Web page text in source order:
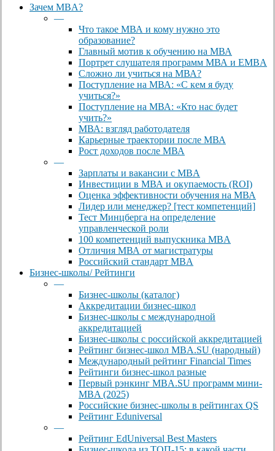
Close
Зачем MBA?
—
Что такое МВА и кому нужно это
образование?
Главный мотив к обучению на МВА
Портрет слушателя программ МВА и EMBA
Сложно ли учиться на МВА?
Поступление на МВА: «С кем я буду
учиться?»
Поступление на МВА: «Кто нас будет
учить?»
МВА: взгляд работодателя
Карьерные траектории после МВА
Рост доходов после МВА
—
Зарплаты и вакансии с MBA
Инвестиции в МВА и окупаемость (ROI)
Оценка эффективности обучения на МВА
Лидер или менеджер? [тест компетенций]
Тест Минцберга на определение
управленческой роли
100 компетенций выпускника MBA
Отличия МВА от магистратуры
Российский стандарт MBA
Бизнес-школы/ Рейтинги
—
Бизнес-школы (каталог)
Аккредитации бизнес-школ
Бизнес-школы с международной
аккредитацией
Бизнес-школы с российской аккредитацией
Рейтинг бизнес-школ MBA.SU (народный)
Международный рейтинг Financial Times
Рейтинги бизнес-школ разные
Первый рэнкинг MBA.SU программ мини-
MBA (2025)
Российские бизнес-школы в рейтингах QS
Рейтинг Eduniversal
—
Рейтинг EdUniversal Best Masters